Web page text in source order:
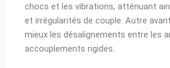
chocs et les vibrations, atténuant
et irrégularités de couple. Autre
mieux les désalignements entre les
accouplements rigides.